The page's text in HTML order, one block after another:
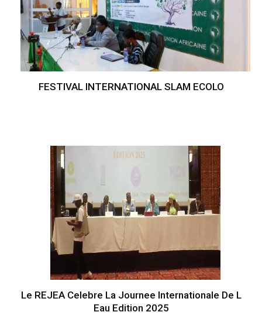
FESTIVAL INTERNATIONAL SLAM ECOLO
Le REJEA Celebre La Journee Internationale De L
Eau Edition 2025